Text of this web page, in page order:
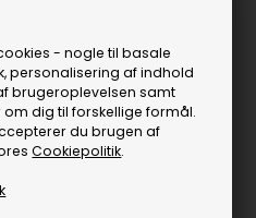
- nogle til basale
personalisering af indhold
brugeroplevelsen samt
dig til forskellige formål.
du brugen af
Cookiepolitik.